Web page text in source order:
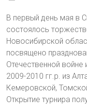
В первый день мая в
состоялось
Новосибирской
посвящено
Отечественной
2009-2010 гг.р. из
Кемеровской,
Открытие турнира